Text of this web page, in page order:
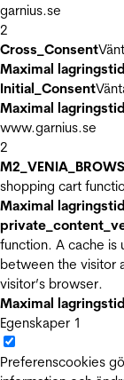
garnius.se
2
Cross_Consent
Maximal lagringstid
Initial_Consent
Maximal lagringstid
www.garnius.se
2
shopping cart
Maximal lagringstid
function. A cache is
between the visitor
visitor’s browser.
Maximal lagringstid
Egenskaper 1
Preferenscookies